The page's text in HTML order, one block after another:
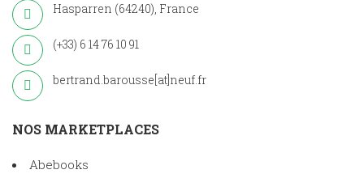
Hasparren (64240), France
(+33) 6 14 76 10 91
bertrand.barousse[at]neuf.fr
NOS MARKETPLACES
Abebooks